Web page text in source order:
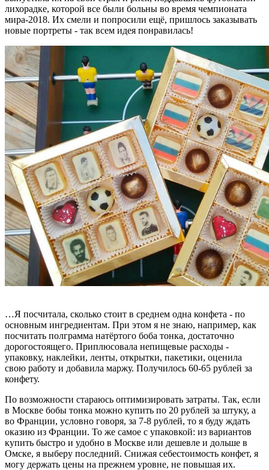
лихорадке, которой все были больны во время чемпионата
мира-2018. Их смели и попросили ещё, пришлось заказывать
новые портреты - так всем идея понравилась!
…Я посчитала, сколько стоит в среднем одна конфета - по
основным ингредиентам. При этом я не знаю, например, как
посчитать полграмма натёртого боба тонка, достаточно
дорогостоящего. Приплюсовала непищевые расходы -
упаковку, наклейки, ленты, открытки, пакетики, оценила
свою работу и добавила маржу. Получилось 60-65 рублей за
конфету.
По возможности стараюсь оптимизировать затраты. Так, если
в Москве бобы тонка можно купить по 20 рублей за штуку, а
во Франции, условно говоря, за 7-8 рублей, то я буду ждать
оказию из Франции. То же самое с упаковкой: из вариантов
купить быстро и удобно в Москве или дешевле и дольше в
Омске, я выберу последний. Снижая себестоимость конфет, я
могу держать цены на прежнем уровне, не повышая их.